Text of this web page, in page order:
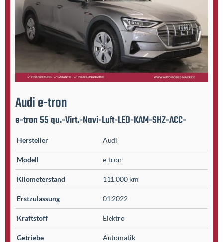
Audie-tron
e-tron 55 qu.-Virt.-Navi-Luft-LED-KAM-SHZ-ACC-
Hersteller Audi
Modell e-tron
Kilometer­stand 111.000 km
Erst­zulassung 01.2022
Kraftstoff Elektro
Getriebe Automatik